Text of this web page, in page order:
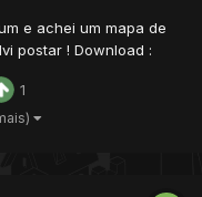
e achei um mapa de
postar ! Download :
analysis/13214058
1